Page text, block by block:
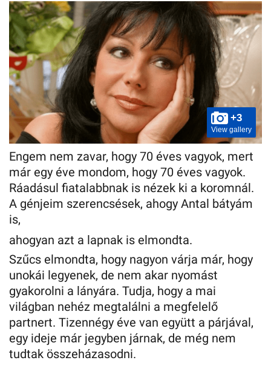
+3
View gallery
Engem nem zavar, hogy 70 éves vagyok, mert
már egy éve mondom, hogy 70 éves vagyok.
Ráadásul fiatalabbnak is nézek ki a koromnál.
A génjeim szerencsések, ahogy Antal bátyám
is,
ahogyan azt a lapnak is elmondta.
Szűcs elmondta, hogy nagyon várja már, hogy
unokái legyenek, de nem akar nyomást
gyakorolni a lányára. Tudja, hogy a mai
világban nehéz megtalálni a megfelelő
partnert. Tizennégy éve van együtt a párjával,
egy ideje már jegyben járnak, de még nem
tudtak összeházasodni.